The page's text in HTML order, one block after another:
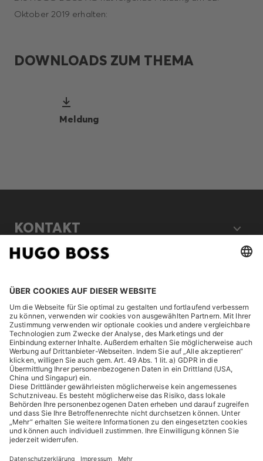
Oktober 2019 erhalten:
DOWNLOADS ZUM THEMA
Meldung
KONTAKT
ENTDECKEN
HUGO BOSS Corporate